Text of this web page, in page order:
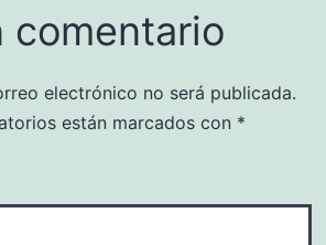
comentario
electrónico no será publicada.
están marcados con *